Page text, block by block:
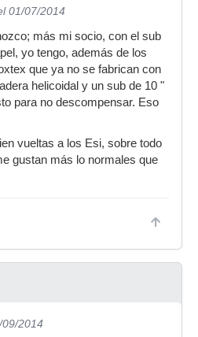
01/07/2014
más mi socio, con el sub
yo tengo, además de los
que ya no se fabrican con
helicoidal y un sub de 10 "
para no descompensar. Eso
vueltas a los Esi, sobre todo
gustan más lo normales que
2014